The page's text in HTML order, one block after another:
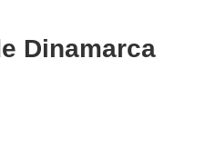
Dinamarca